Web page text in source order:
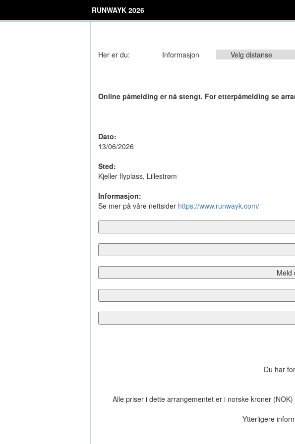
RUNWAYK 2026
Her er du: Informasjon Velg distanse
Online påmelding er nå stengt. For etterpåmelding se
Dato:
13/06/2026
Sted:
Kjeller flyplass, Lillestrøm
Informasjon:
Se mer på våre nettsider https://www.runwayk.com/
Meld
Du har
Alle priser i dette arrangementet er i norske kroner
Ytterligere